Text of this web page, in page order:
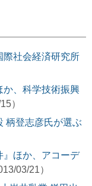
際社会経済研究所
か、科学技術振興
）
柄登志彦氏が選ぶ
』ほか、アコーデ
03/21）